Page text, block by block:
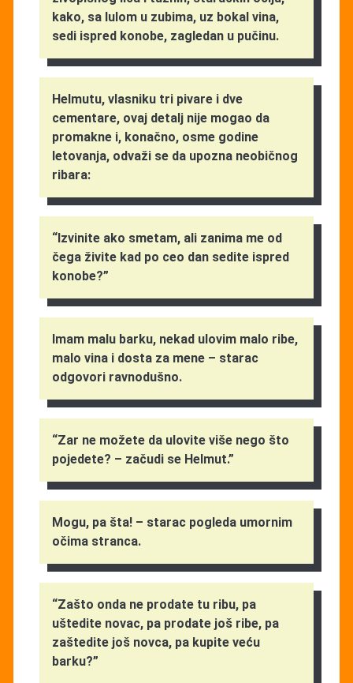
kako, sa lulom u zubima, uz bokal vina,
sedi ispred konobe, zagledan u pučinu.
Helmutu, vlasniku tri pivare i dve
cementare, ovaj detalj nije mogao da
promakne i, konačno, osme godine
letovanja, odvaži se da upozna neobičnog
ribara:
“Izvinite ako smetam, ali zanima me od
čega živite kad po ceo dan sedite ispred
konobe?”
Imam malu barku, nekad ulovim malo ribe,
malo vina i dosta za mene – starac
odgovori ravnodušno.
“Zar ne možete da ulovite više nego što
pojedete? – začudi se Helmut.”
Mogu, pa šta! – starac pogleda umornim
očima stranca.
“Zašto onda ne prodate tu ribu, pa
uštedite novac, pa prodate još ribe, pa
zaštedite još novca, pa kupite veću
barku?”